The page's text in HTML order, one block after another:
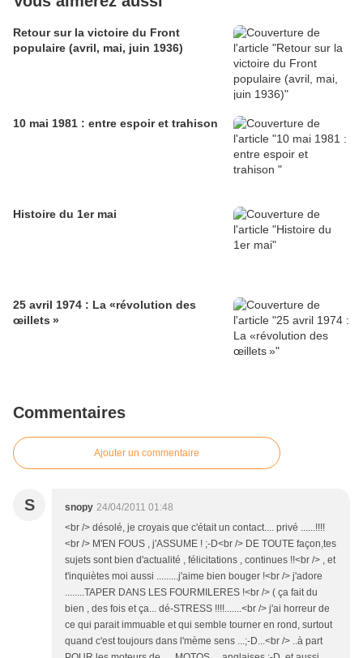
Retour sur la victoire du Front
populaire (avril, mai, juin 1936)
10 mai 1981 : entre espoir et trahison
Histoire du 1er mai
25 avril 1974 : La «révolution des
œillets »
Commentaires
Ajouter un commentaire
S snopy 24/04/2011 01:48
<br /> désolé, je croyais que c'était un contact.... privé ......!!!!
<br /> M'EN FOUS , j'ASSUME ! ;-D<br /> DE TOUTE façon,tes
sujets sont bien d'actualité , félicitations , continues !!<br /> , et
t'inquiètes moi aussi .........j'aime bien bouger !<br /> j'adore
........TAPER DANS LES FOURMILERES !<br /> ( ça fait du
bien , des fois et ça... dé-STRESS !!!!.......<br /> j'ai horreur de
ce qui parait immuable et qui semble tourner en rond, surtout
quand c'est toujours dans l'mème sens ...;-D...<br /> ..à part